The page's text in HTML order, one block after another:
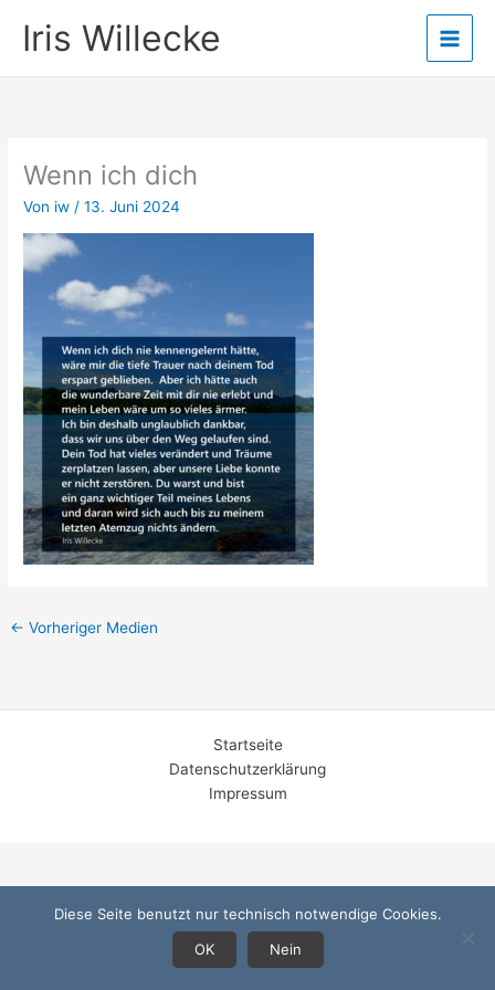
InhaltIris Willecke
Wenn ich dich
Von iw /13. Juni 2024
← Vorheriger Medien
Startseite
Datenschutzerklärung
Impressum
Diese Seite benutzt nur technisch notwendige Cookies.
OK
Nein